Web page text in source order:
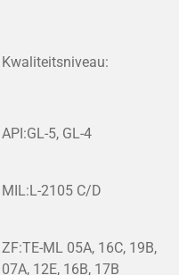
Kwaliteitsniveau:
API:GL-5, GL-4
MIL:L-2105 C/D
ZF:TE-ML 05A, 16C, 19B,
07A, 12E, 16B, 17B